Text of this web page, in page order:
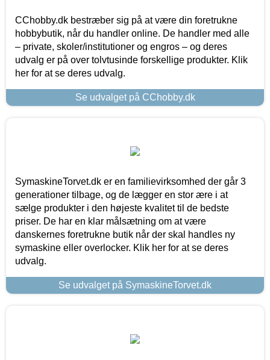
CChobby.dk bestræber sig på at være din foretrukne
hobbybutik, når du handler online. De handler med alle
– private, skoler/institutioner og engros – og deres
udvalg er på over tolvtusinde forskellige produkter. Klik
her for at se deres udvalg.
Se udvalget på CChobby.dk
SymaskineTorvet.dk er en familievirksomhed der går 3
generationer tilbage, og de lægger en stor ære i at
sælge produkter i den højeste kvalitet til de bedste
priser. De har en klar målsætning om at være
danskernes foretrukne butik når der skal handles ny
symaskine eller overlocker. Klik her for at se deres
udvalg.
Se udvalget på SymaskineTorvet.dk